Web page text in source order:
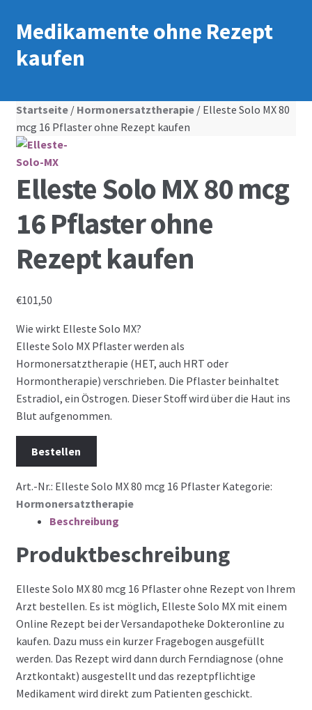
Medikamente ohne Rezept
kaufen
Startseite/ Hormonersatztherapie/ Elleste Solo MX 80
mcg 16 Pflaster ohne Rezept kaufen
Elleste Solo MX 80 mcg
16 Pflaster ohne
Rezept kaufen
€101,50
Wie wirkt Elleste Solo MX?
Elleste Solo MX Pflaster werden als
Hormonersatztherapie (HET, auch HRT oder
Hormontherapie) verschrieben. Die Pflaster beinhaltet
Estradiol, ein Östrogen. Dieser Stoff wird über die Haut ins
Blut aufgenommen.
Bestellen
Art.-Nr.: Elleste Solo MX 80 mcg 16 Pflaster Kategorie:
Hormonersatztherapie
Beschreibung
Produktbeschreibung
Elleste Solo MX 80 mcg 16 Pflaster ohne Rezept von Ihrem
Arzt bestellen. Es ist möglich, Elleste Solo MX mit einem
Online Rezept bei der Versandapotheke Dokteronline zu
kaufen. Dazu muss ein kurzer Fragebogen ausgefüllt
werden. Das Rezept wird dann durch Ferndiagnose (ohne
Arztkontakt) ausgestellt und das rezeptpflichtige
Medikament wird direkt zum Patienten geschickt.